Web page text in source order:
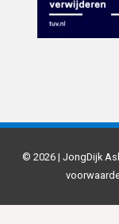
© 2026 | JongDijk